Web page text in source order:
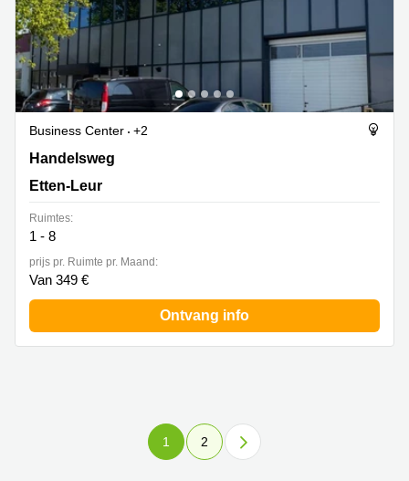
Business Center
+2
Handelsweg 7a, Etten-Leur
Handelsweg
Etten-Leur
Ruimtes:
1 - 8
prijs pr. Ruimte pr. Maand:
Van 349 €
Ontvang info
1 2